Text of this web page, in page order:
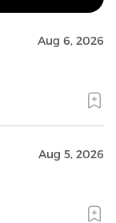
Aug 6, 2026
Aug 5, 2026